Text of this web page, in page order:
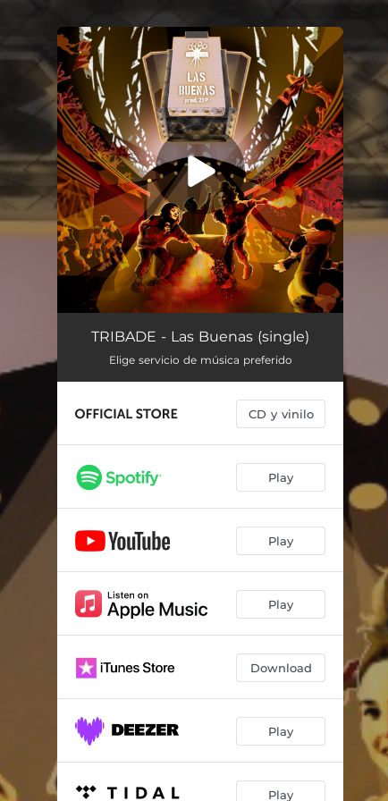
You're all set!
Las Buenas (feat. ZEP) 03:36
TRIBADE - Las Buenas (single)
Elige servicio de música preferido
CD y vinilo
Play
Play
Play
Download
Play
Play